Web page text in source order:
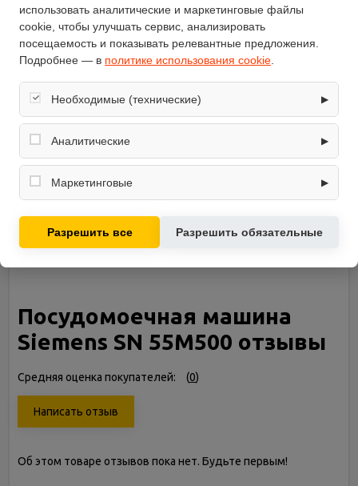
Отзывы(0)
Характеристики
Бренд
Siemens
Описание
Посудомоечная машина
Siemens SN 55M500 отзывы
Средняя оценка покупателей: (0)
Написать отзыв
Об этом товаре отзывов пока нет. Будьте первым!
использовать аналитические и маркетинговые файлы
cookie, чтобы улучшать сервис, анализировать
посещаемость и показывать релевантные предложения.
Подробнее — в политике использования cookie
Необходимые (технические) ▶
Обеспечивают корректную работу сайта: оформление
заказа, корзина, вход в личный кабинет. Без них основные
Аналитические ▶
Собирают обезличенную информацию о посещениях и
использовании сайта (например, счётчики аналитики),
Маркетинговые ▶
предложений на основе ваших интересов.
Разрешить все Разрешить обязательные